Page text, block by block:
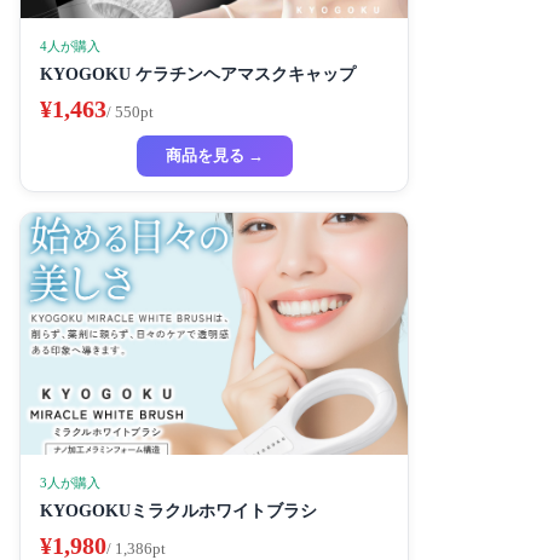
4人が購入
KYOGOKU ケラチンヘアマスクキャップ
¥1,463/ 550pt
商品を見る →
3人が購入
KYOGOKUミラクルホワイトブラシ
¥1,980/ 1,386pt